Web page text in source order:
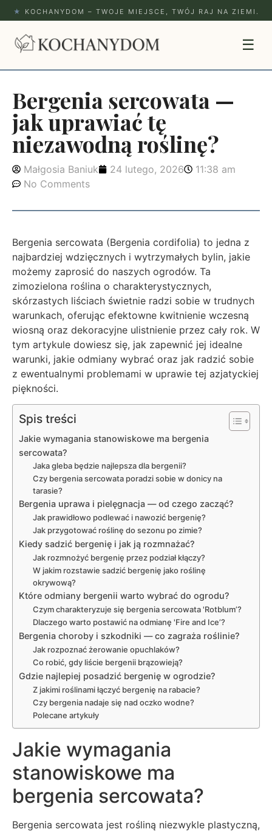
★ KOCHANYDOM – TWOJE MIEJSCE, TWÓJ RAJ NA ZIEMI.
☰
Bergenia sercowata —
jak uprawiać tę
niezawodną roślinę?
Małgosia Baniuk 24 lutego, 2026
11:38 am
No Comments
Bergenia sercowata (Bergenia cordifolia) to jedna z
najbardziej wdzięcznych i wytrzymałych bylin, jakie
możemy zaprosić do naszych ogrodów. Ta
zimozielona roślina o charakterystycznych,
skórzastych liściach świetnie radzi sobie w trudnych
warunkach, oferując efektowne kwitnienie wczesną
wiosną oraz dekoracyjne ulistnienie przez cały rok. W
tym artykule dowiesz się, jak zapewnić jej idealne
warunki, jakie odmiany wybrać oraz jak radzić sobie
z ewentualnymi problemami w uprawie tej azjatyckiej
piękności.
Spis treści
Jakie wymagania stanowiskowe ma bergenia
sercowata?
Jaka gleba będzie najlepsza dla bergenii?
Czy bergenia sercowata poradzi sobie w donicy na
tarasie?
Bergenia uprawa i pielęgnacja — od czego zacząć?
Jak prawidłowo podlewać i nawozić bergenię?
Jak przygotować roślinę do sezonu po zimie?
Kiedy sadzić bergenię i jak ją rozmnażać?
Jak rozmnożyć bergenię przez podział kłączy?
W jakim rozstawie sadzić bergenię jako roślinę
okrywową?
Które odmiany bergenii warto wybrać do ogrodu?
Czym charakteryzuje się bergenia sercowata 'Rotblum’?
Dlaczego warto postawić na odmianę 'Fire and Ice’?
Bergenia choroby i szkodniki — co zagraża roślinie?
Jak rozpoznać żerowanie opuchlaków?
Co robić, gdy liście bergenii brązowieją?
Gdzie najlepiej posadzić bergenię w ogrodzie?
Z jakimi roślinami łączyć bergenię na rabacie?
Czy bergenia nadaje się nad oczko wodne?
Polecane artykuły
Jakie wymagania
stanowiskowe ma
bergenia sercowata?
Bergenia sercowata jest rośliną niezwykle plastyczną,